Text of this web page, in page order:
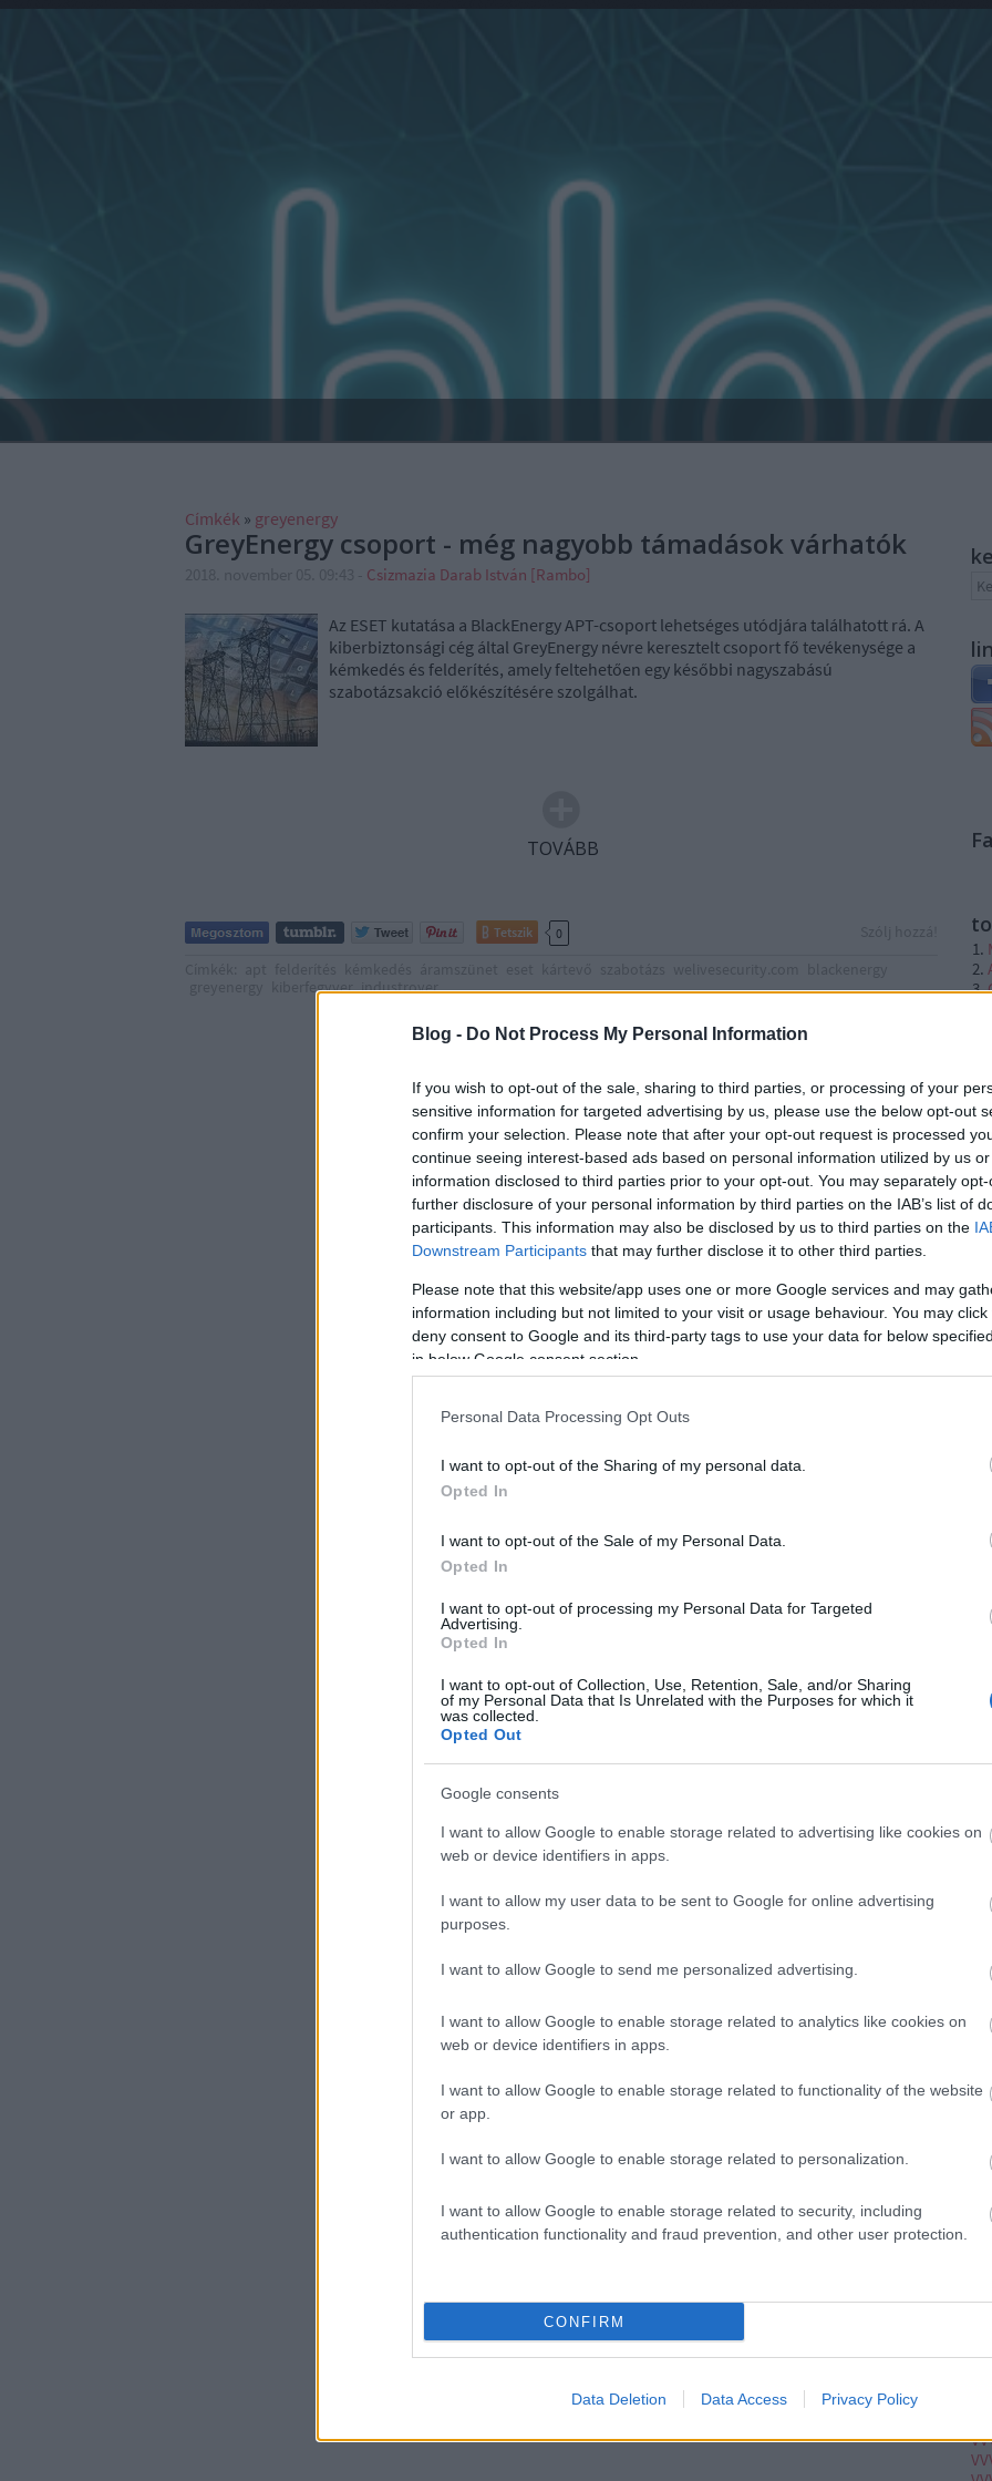
Blog - Do Not Process My Personal Information
If you wish to opt-out of the sale, sharing to third parties, or processing of your
sensitive information for targeted advertising by us, please use the below opt-out
confirm your selection. Please note that after your opt-out request is processed
continue seeing interest-based ads based on personal information utilized by us
information disclosed to third parties prior to your opt-out. You may separately
further disclosure of your personal information by third parties on the IAB’s list of
participants. This information may also be disclosed by us to third parties on the
Downstream Participants that may further disclose it to other third parties.
Please note that this website/app uses one or more Google services and may
information including but not limited to your visit or usage behaviour. You may
deny consent to Google and its third-party tags to use your data for below
in below Google consent section.
Personal Data Processing Opt Outs
I want to opt-out of the Sharing of my personal data.
Opted In
I want to opt-out of the Sale of my Personal Data.
Opted In
I want to opt-out of processing my Personal Data for Targeted
Advertising.
Opted In
I want to opt-out of Collection, Use, Retention, Sale, and/or Sharing
of my Personal Data that Is Unrelated with the Purposes for which it
was collected.
Opted Out
Google consents
I want to allow Google to enable storage related to advertising like cookies on
web or device identifiers in apps.
I want to allow my user data to be sent to Google for online advertising
purposes.
I want to allow Google to send me personalized advertising.
I want to allow Google to enable storage related to analytics like cookies on
web or device identifiers in apps.
I want to allow Google to enable storage related to functionality of the website
or app.
I want to allow Google to enable storage related to personalization.
I want to allow Google to enable storage related to security, including
authentication functionality and fraud prevention, and other user protection.
CONFIRM
Data Deletion Data Access Privacy Policy
Címkék » greyenergy
GreyEnergy csoport - még nagyobb támadások várhatók
Csizmazia Darab István [Rambo]
Az ESET kutatása a BlackEnergy APT-csoport lehetséges utódjára találhatott rá. A
kiberbiztonsági cég által GreyEnergy névre keresztelt csoport fő tevékenysége a
kémkedés és felderítés, amely feltehetően egy későbbi nagyszabású
szabotázsakció előkészítésére szolgálhat.
TOVÁBB
Tetszik 0
kiberfegyver industroyer
A